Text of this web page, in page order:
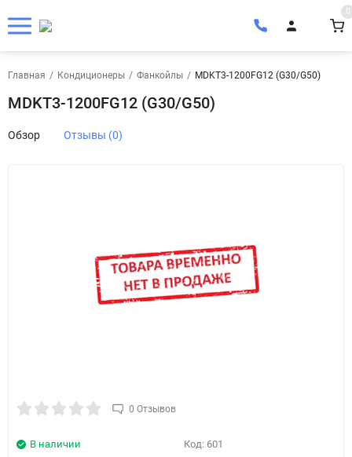
0
Главная / Кондиционеры / Фанкойлы / MDKT3-1200FG12 (G30/G50)
MDKT3-1200FG12 (G30/G50)
Обзор Отзывы (0)
0 Отзывов
Код: 601
В наличии